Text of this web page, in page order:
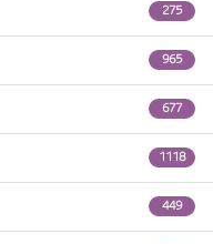
275
965
677
1118
449